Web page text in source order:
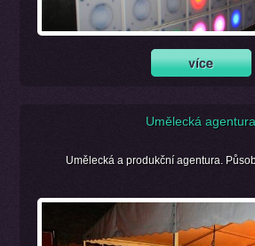
Umělecká agentura
Umělecká a produkční agentura.